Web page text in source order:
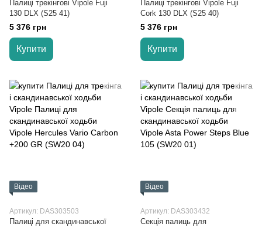
Палиці трекінгові Vipole Fuji
130 DLX (S25 41)
5 376 грн
Купити
Палиці трекінгові Vipole Fuji
Cork 130 DLX (S25 40)
5 376 грн
Купити
Відео
Артикул: DAS303503
Палиці для скандинавської
Відео
Артикул: DAS303432
Секція палиць для